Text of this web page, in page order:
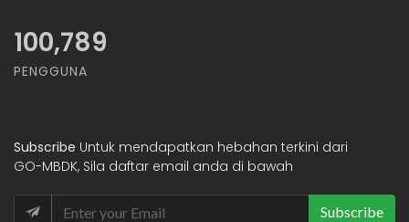
100,789
PENGGUNA
Subscribe Untuk mendapatkan hebahan terkini dari
GO-MBDK, Sila daftar email anda di bawah
Subscribe